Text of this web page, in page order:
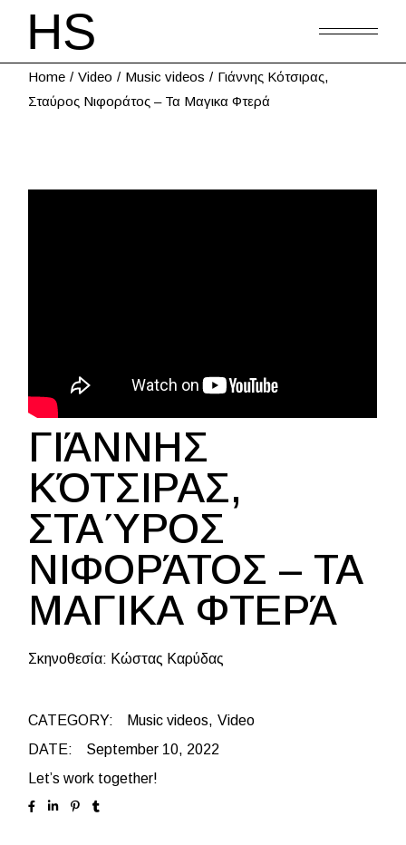
Home Video Music videos
Γιάννης Κότσιρας,
Σταύρος Νιφοράτος – Τα Μαγικα Φτερά
ΓΙΆΝΝΗΣ
ΚΌΤΣΙΡΑΣ,
ΣΤΑΎΡΟΣ
ΝΙΦΟΡΆΤΟΣ – ΤΑ
ΜΑΓΙΚΑ ΦΤΕΡΆ
Σκηνοθεσία: Κώστας Καρύδας
CATEGORY: Music videos
Video
DATE:
September 10, 2022
Let’s work together!